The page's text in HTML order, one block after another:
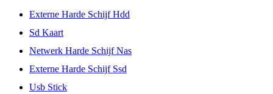
Externe Harde Schijf Hdd
Sd Kaart
Netwerk Harde Schijf Nas
Externe Harde Schijf Ssd
Usb Stick